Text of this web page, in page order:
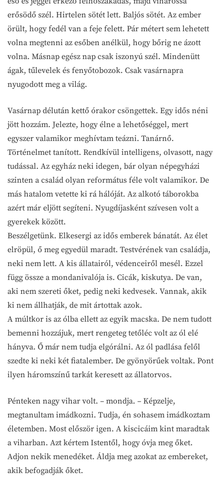
erősödő szél. Hirtelen sötét lett. Baljós sötét. Az ember
örült, hogy fedél van a feje felett. Pár métert sem lehetett
volna megtenni az esőben anélkül, hogy bőrig ne ázott
volna. Másnap egész nap csak iszonyú szél. Mindenütt
ágak, tűlevelek és fenyőtobozok. Csak vasárnapra
nyugodott meg a világ.
Vasárnap délután kettő órakor csöngettek. Egy idős néni
jött hozzám. Jelezte, hogy élne a lehetőséggel, mert
egyszer valamikor meghívtam teázni. Tanárnő.
Történelmet tanított. Rendkívül intelligens, olvasott, nagy
tudással. Az egyház neki idegen, bár olyan népegyházi
szinten a család olyan református féle volt valamikor. De
más hatalom vetette ki rá hálóját. Az alkotó táborokba
azért már eljött segíteni. Nyugdíjasként szívesen volt a
gyerekek között.
Beszélgetünk. Elkesergi az idős emberek bánatát. Az élet
elröpül, ő meg egyedül maradt. Testvérének van családja,
neki nem lett. A kis állatairól, védenceiről mesél. Ezzel
függ össze a mondanivalója is. Cicák, kiskutya. De van,
aki nem szereti őket, pedig neki kedvesek. Vannak, akik
ki nem állhatják, de mit ártottak azok.
A múltkor is az ólba ellett az egyik macska. De nem tudott
bemenni hozzájuk, mert rengeteg tetőléc volt az ól elé
hányva. Ő már nem tudja elgórálni. Az ól padlása felől
szedte ki neki két fiatalember. De gyönyörűek voltak. Pont
ilyen háromszínű tarkát keresett az állatorvos.
Pénteken nagy vihar volt. – mondja. – Képzelje,
megtanultam imádkozni. Tudja, én sohasem imádkoztam
életemben. Most először igen. A kiscicáim kint maradtak
a viharban. Azt kértem Istentől, hogy óvja meg őket.
Adjon nekik menedéket. Áldja meg azokat az embereket,
akik befogadják őket.